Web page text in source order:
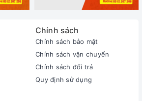
Chính sách
Chính sách bảo mật
Chính sách vận chuyển
Chính sách đổi trả
Quy định sử dụng